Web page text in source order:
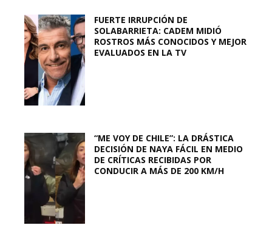
FUERTE IRRUPCIÓN DE
SOLABARRIETA: CADEM MIDIÓ
ROSTROS MÁS CONOCIDOS Y MEJOR
EVALUADOS EN LA TV
“ME VOY DE CHILE”: LA DRÁSTICA
DECISIÓN DE NAYA FÁCIL EN MEDIO
DE CRÍTICAS RECIBIDAS POR
CONDUCIR A MÁS DE 200 KM/H